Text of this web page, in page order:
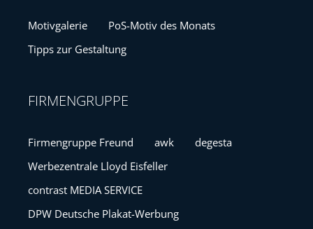
Motivgalerie
PoS-Motiv des Monats
Tipps zur Gestaltung
FIRMENGRUPPE
Firmengruppe Freund awk
degesta
Werbezentrale Lloyd Eisfeller
contrast MEDIA SERVICE
DPW Deutsche Plakat-Werbung